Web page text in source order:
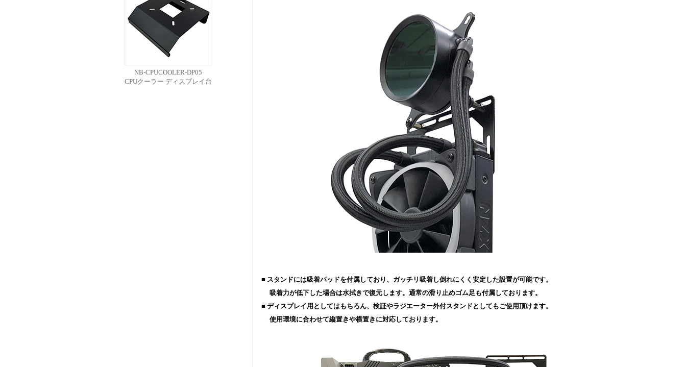
NB-CPUCOOLER-DP05
CPUクーラー ディスプレイ台
■ スタンドには吸着パッドを付属しており、ガッチリ吸着し倒れにくく安定した設置が可能です。
吸着力が低下した場合は水拭きで復元します。通常の滑り止めゴム足も付属しております。
■ ディスプレイ用としてはもちろん、検証やラジエーター外付スタンドとしてもご使用頂けます。
使用環境に合わせて縦置きや横置きに対応しております。